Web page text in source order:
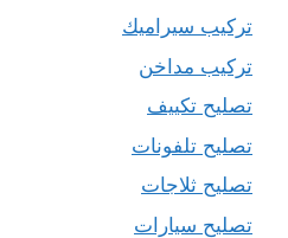
تركيب سيراميك
تركيب مداخن
تصليح تكييف
تصليح تلفونات
تصليح ثلاجات
تصليح سيارات